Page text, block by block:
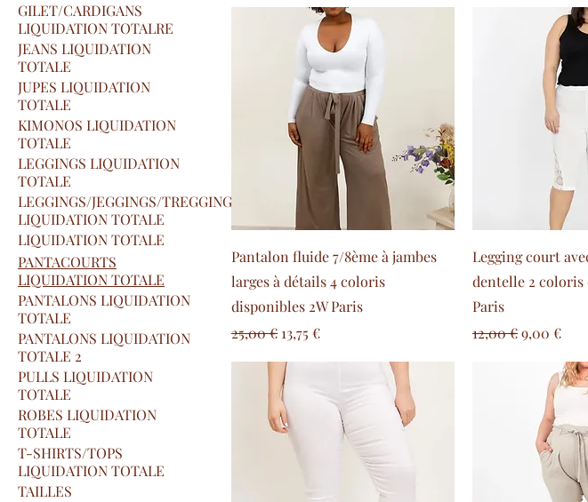
GILET/CARDIGANS
LIQUIDATION TOTALRE
JEANS LIQUIDATION
TOTALE
JUPES LIQUIDATION
TOTALE
KIMONOS LIQUIDATION
TOTALE
LEGGINGS LIQUIDATION
TOTALE
LEGGINGS/JEGGINGS/TREGGINGS
LIQUIDATION TOTALE
LIQUIDATION TOTALE
PANTACOURTS
LIQUIDATION TOTALE
PANTALONS LIQUIDATION
TOTALE
PANTALONS LIQUIDATION
TOTALE 2
PULLS LIQUIDATION
TOTALE
ROBES LIQUIDATION
TOTALE
T-SHIRTS/TOPS
LIQUIDATION TOTALE
TAILLES
Pantalon fluide 7/8ème à jambes
larges à détails 4 coloris
disponibles 2W Paris
Prezzo regolare
25,00 € Prezzo scontato
13,75 €
Legging court
dentelle 2 coloris
Paris
Prezzo regolare
12,00 €Prezzo
9,00 €